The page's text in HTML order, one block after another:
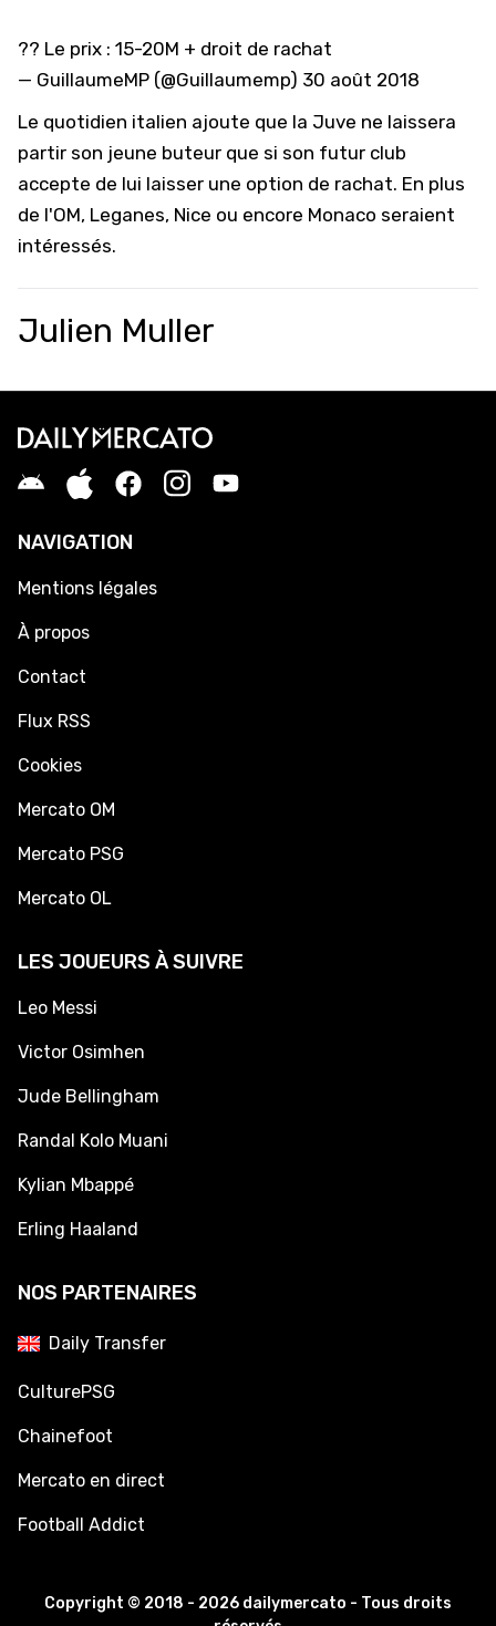
?? Le prix : 15-20M + droit de rachat
— GuillaumeMP (@Guillaumemp) 30 août 2018
Le quotidien italien ajoute que la Juve ne laissera
partir son jeune buteur que si son futur club
accepte de lui laisser une option de rachat. En plus
de l'OM, Leganes, Nice ou encore Monaco seraient
intéressés.
Julien Muller
NAVIGATION
Mentions légales
À propos
Contact
Flux RSS
Cookies
Mercato OM
Mercato PSG
Mercato OL
LES JOUEURS À SUIVRE
Leo Messi
Victor Osimhen
Jude Bellingham
Randal Kolo Muani
Kylian Mbappé
Erling Haaland
NOS PARTENAIRES
Daily Transfer
CulturePSG
Chainefoot
Mercato en direct
Football Addict
Copyright © 2018 - 2026 dailymercato - Tous droits